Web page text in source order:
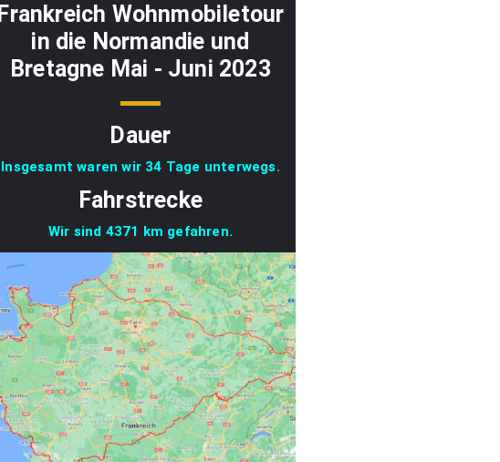
Frankreich Wohnmobiletour
in die Normandie und
Bretagne Mai - Juni 2023
Dauer
Insgesamt waren wir 34 Tage unterwegs.
Fahrstrecke
Wir sind 4371 km gefahren.